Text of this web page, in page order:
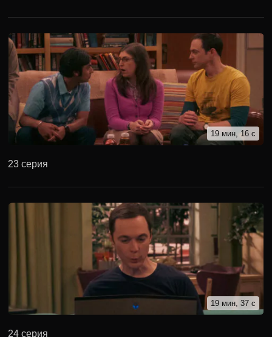
19 мин, 16 с
23 серия
19 мин, 37 с
24 серия